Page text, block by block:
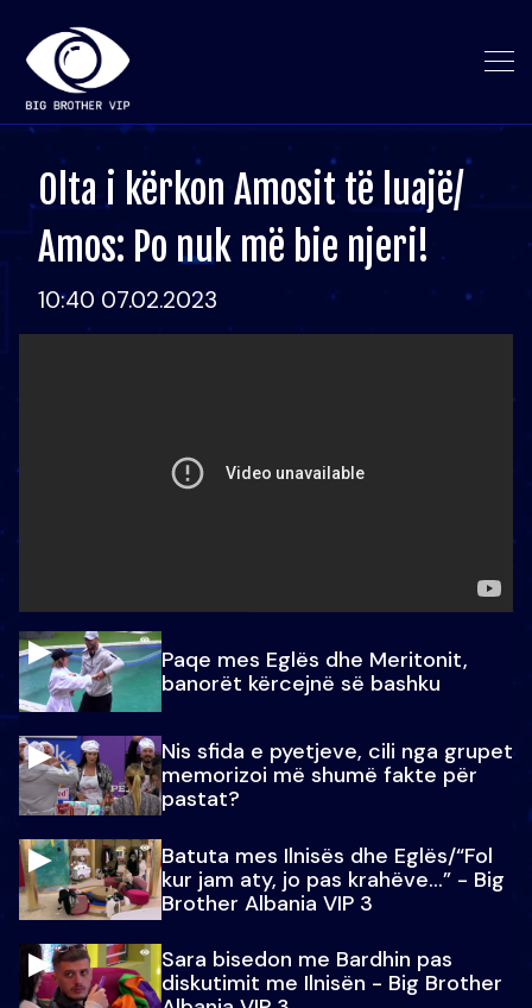
Olta i kërkon Amosit të luajë/
Amos: Po nuk më bie njeri!
10:40 07.02.2023
Paqe mes Eglës dhe Meritonit,
banorët kërcejnë së bashku
Nis sfida e pyetjeve, cili nga grupet
memorizoi më shumë fakte për
pastat?
Batuta mes Ilnisës dhe Eglës/“Fol
kur jam aty, jo pas krahëve…” - Big
Brother Albania VIP 3
Sara bisedon me Bardhin pas
diskutimit me Ilnisën - Big Brother